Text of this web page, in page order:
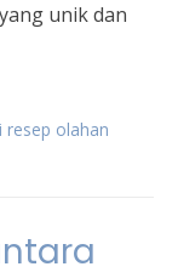
unik dan
resep olahan